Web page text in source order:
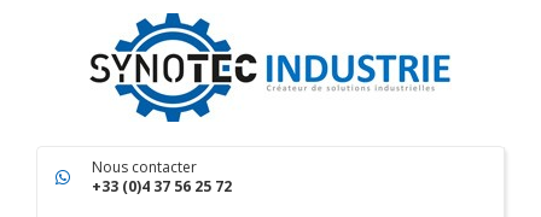
Nous contacter
+33 (0)4 37 56 25 72